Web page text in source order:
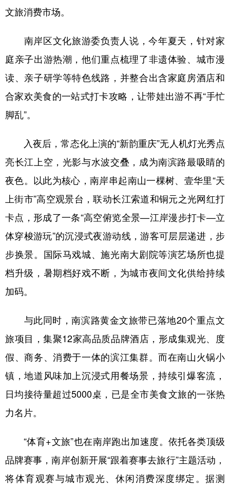
文旅消费市场。
南岸区文化旅游委负责人说，今年夏天，针对家
庭亲子出游热潮，他们重点梳理了非遗体验、城市漫
读、亲子研学等特色线路，并整合出含家庭房酒店和
合家欢美食的一站式打卡攻略，让带娃出游不再“手忙
脚乱”。
入夜后，常态化上演的“新韵重庆”无人机灯光秀点
亮长江上空，光影与水波交叠，成为南滨路最吸睛的
夜色。以此为核心，南岸串起南山一棵树、壹华里“天
上街市”高空观景台，联动长江索道和铜元之光网红打
卡点，形成了一条“高空俯览全景—江岸漫步打卡—立
体穿梭游玩”的沉浸式夜游动线，游客可层层递进，步
步换景。国际马戏城、施光南大剧院等演艺场所也提
档升级，暑期档好戏不断，为城市夜间文化供给持续
加码。
与此同时，南滨路黄金文旅带已落地20个重点文
旅项目，集聚12家高品质品牌酒店，形成集观光、度
假、商务、消费于一体的滨江集群。而在南山火锅小
镇，地道风味加上沉浸式用餐场景，持续引爆客流，
日均接待量超过5000桌，已是全市美食文旅的一张热
力名片。
“体育+文旅”也在南岸跑出加速度。依托各类顶级
品牌赛事，南岸创新开展“跟着赛事去旅行”主题活动，
将体育观赛与城市观光、休闲消费深度绑定。据测